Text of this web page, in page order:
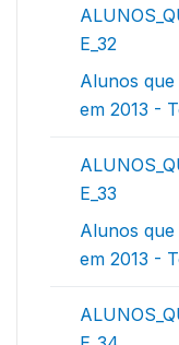
E_32
Alunos que
em 2013 -
E_33
Alunos que
em 2013 -